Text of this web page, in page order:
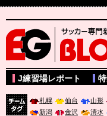
サッカー専門新聞ELGOLAZO
J練習場レポート
札幌 仙台 山形
新潟
金沢 清水